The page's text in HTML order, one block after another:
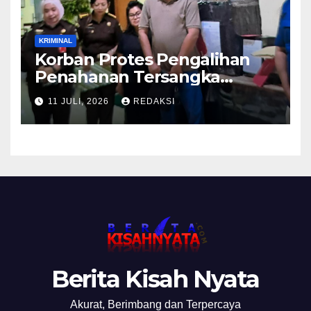
KRIMINAL
Korban Protes Pengalihan
Penahanan Tersangka
Pemalsuan Merek Skincare,
Kasi Penkum Kejati Jatim:
Nanti Saya Tegur Jaksanya
11 JULI, 2026 REDAKSI
Berita Kisah Nyata
Akurat, Berimbang dan Terpercaya